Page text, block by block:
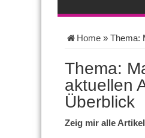
Home » Thema:
Thema:
aktuellen
Überblick
Zeig mir alle